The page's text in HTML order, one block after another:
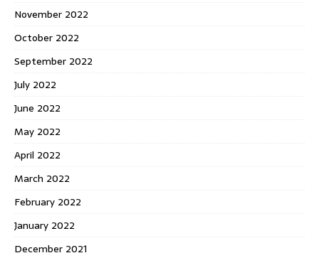
November 2022
October 2022
September 2022
July 2022
June 2022
May 2022
April 2022
March 2022
February 2022
January 2022
December 2021